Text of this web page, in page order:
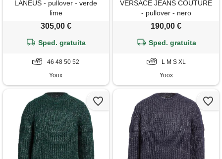
LANEUS - pullover - verde
lime
305,00 €
Sped. gratuita
46 48 50 52
Yoox
VERSACE JEANS COUTURE
- pullover - nero
190,00 €
Sped. gratuita
L M S XL
Yoox